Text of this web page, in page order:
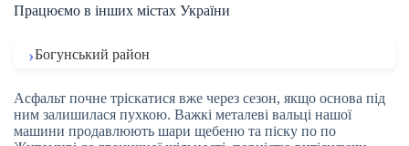
Працюємо в інших містах України
Богунський район
Асфальт почне тріскатися вже через сезон, якщо основа під
ним залишилася пухкою. Важкі металеві вальці нашої
машини продавлюють шари щебеню та піску по по